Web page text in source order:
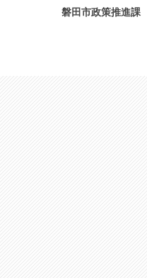
磐田市政策推進課